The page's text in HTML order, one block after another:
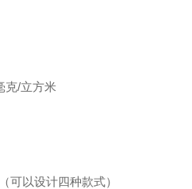
克/立方米
（可以设计四